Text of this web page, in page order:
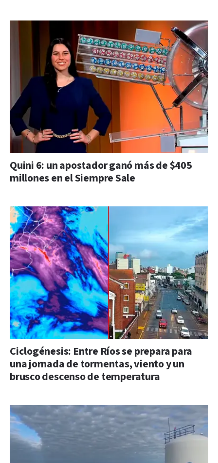
Quini 6: un apostador ganó más de $405
millones en el Siempre Sale
Ciclogénesis: Entre Ríos se prepara para
una jornada de tormentas, viento y un
brusco descenso de temperatura